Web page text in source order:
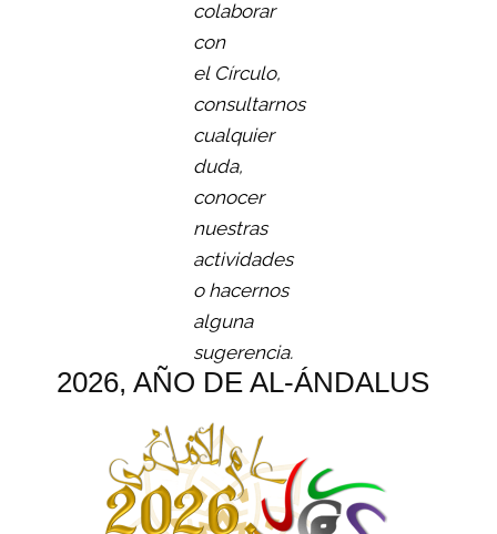
colaborar
con
el Círculo,
consultarnos
cualquier
duda,
conocer
nuestras
actividades
o hacernos
alguna
sugerencia.
2026, AÑO DE AL-ÁNDALUS